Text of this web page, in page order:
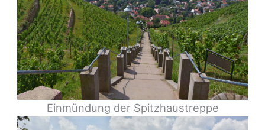
Einmündung der Spitzhaustreppe